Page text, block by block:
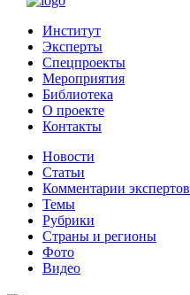
Институт
Эксперты
Спецпроекты
Мероприятия
Библиотека
О проекте
Контакты
Новости
Статьи
Комментарии экспертов
Темы
Рубрики
Страны и регионы
Фото
Видео